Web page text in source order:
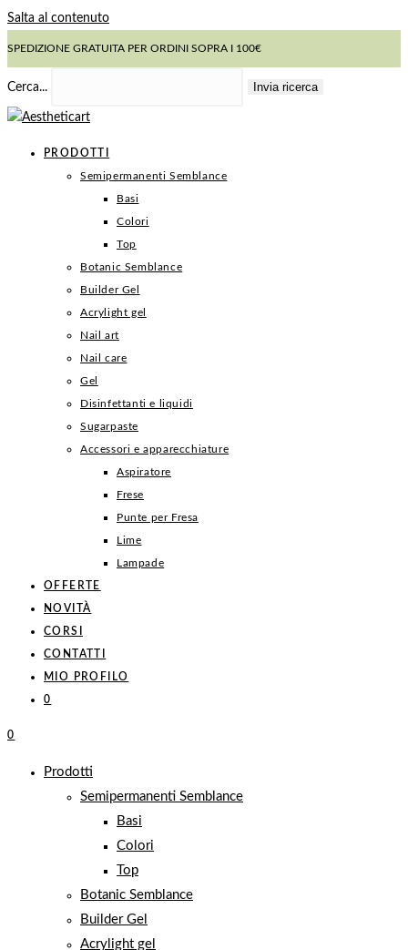
Salta al contenuto
SPEDIZIONE GRATUITA PER ORDINI SOPRA I 100€
Cerca... Invia ricerca
PRODOTTI
Semipermanenti Semblance
Basi
Colori
Top
Botanic Semblance
Builder Gel
Acrylight gel
Nail art
Nail care
Gel
Disinfettanti e liquidi
Sugarpaste
Accessori e apparecchiature
Aspiratore
Frese
Punte per Fresa
Lime
Lampade
OFFERTE
NOVITÀ
CORSI
CONTATTI
MIO PROFILO
0
0
Prodotti
Semipermanenti Semblance
Basi
Colori
Top
Botanic Semblance
Builder Gel
Acrylight gel